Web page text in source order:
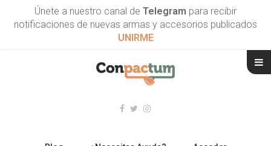
Únete a nuestro canal de Telegram para recibir
notificaciones de nuevas armas y accesorios publicados
UNIRME